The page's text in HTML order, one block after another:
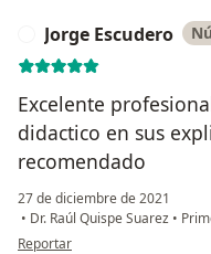
Jorge Escudero
Excelente
didactico en sus
recomendado
27 de diciembre de 2021
• Dr. Raúl Quispe Suarez •
en opinión del usuario Jorge
Reportar